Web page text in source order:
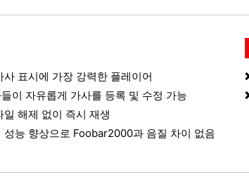
사 표시에 가장 강력한 플레이어
이 자유롭게 가사를 등록 및 수정 가능
일 해제 없이 즉시 재생
성능 향상으로 Foobar2000과 음질 차이 없음